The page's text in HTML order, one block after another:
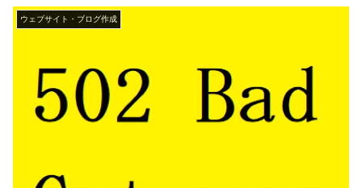
ウェブサイト・ブログ作成